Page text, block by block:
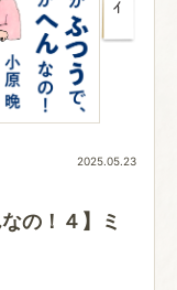
2025.05.23
の！４】ミ